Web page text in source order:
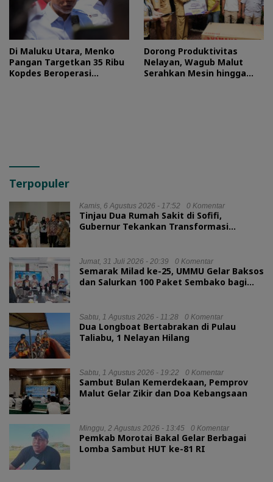
Di Maluku Utara, Menko
Pangan Targetkan 35 Ribu
Kopdes Beroperasi
Dorong Produktivitas
Nelayan, Wagub Malut
Serahkan Mesin hingga
Terpopuler
Kamis, 6 Agustus 2026 - 17:52 0 Komentar
Tinjau Dua Rumah Sakit di Sofifi,
Gubernur Tekankan Transformasi
Jumat, 31 Juli 2026 - 20:39 0 Komentar
Semarak Milad ke-25, UMMU Gelar Baksos
dan Salurkan 100 Paket Sembako bagi
Sabtu, 1 Agustus 2026 - 11:28 0 Komentar
Dua Longboat Bertabrakan di Pulau
Taliabu, 1 Nelayan Hilang
Sabtu, 1 Agustus 2026 - 19:22 0 Komentar
Sambut Bulan Kemerdekaan, Pemprov
Malut Gelar Zikir dan Doa Kebangsaan
Minggu, 2 Agustus 2026 - 13:45 0 Komentar
Pemkab Morotai Bakal Gelar Berbagai
Lomba Sambut HUT ke-81 RI